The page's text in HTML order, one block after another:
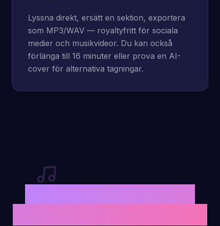
Lyssna direkt, ersätt en sektion, exportera
som MP3/WAV — royaltyfritt för sociala
medier och musikvideor. Du kan också
förlänga till 16 minuter eller prova en AI-
cover för alternativa tagningar.